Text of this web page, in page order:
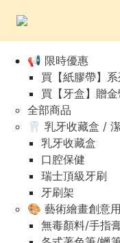
📢 限時優惠
買【紙膠帶】
買【牙盒】贈
全部商品
🦷 乳牙收藏盒 /
乳牙收藏盒
口腔保健
瑞士頂級牙刷
牙刷架
🎨 藝術繪畫創意
無毒顏料/手指